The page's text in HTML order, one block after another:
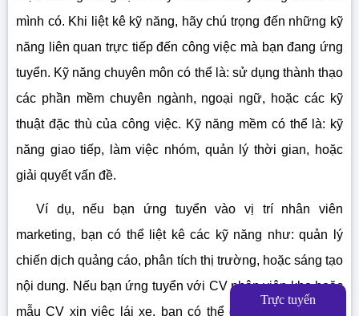
mình có. Khi liệt kê kỹ năng, hãy chú trọng đến những kỹ
năng liên quan trực tiếp đến công việc mà bạn đang ứng
tuyển. Kỹ năng chuyên môn có thể là: sử dụng thành thạo
các phần mềm chuyên ngành, ngoại ngữ, hoặc các kỹ
thuật đặc thù của công việc. Kỹ năng mềm có thể là: kỹ
năng giao tiếp, làm việc nhóm, quản lý thời gian, hoặc
giải quyết vấn đề.
Ví dụ, nếu bạn ứng tuyển vào vị trí nhân viên
marketing, bạn có thể liệt kê các kỹ năng như: quản lý
chiến dịch quảng cáo, phân tích thị trường, hoặc sáng tạo
nội dung. Nếu bạn ứng tuyển với CV nhân viên kho hoặc
mẫu CV xin việc lái xe, bạn có thể đề cập đến sự cẩn
Trực tuyến